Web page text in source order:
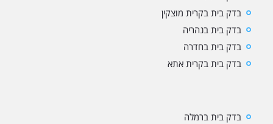
בדק בית בקרית מוצקין
בדק בית בנהריה
בדק בית בחדרה
בדק בית בקרית אתא
בדק בית ברמלה